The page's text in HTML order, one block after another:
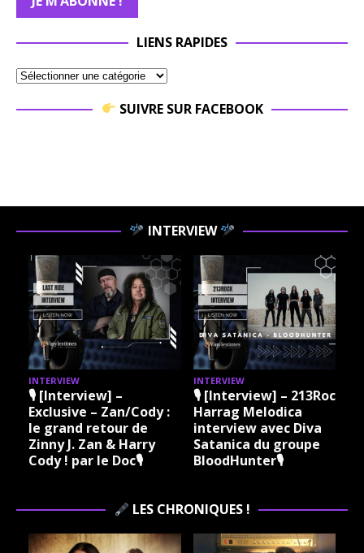
LIENS RAPIDES
SUIVRE SUR FACEBOOK
INTERVIEW
INTERVIEW
🎙 [Interview] –
Exclusive – Zan/Cody :
le grand retour de
Zinny J. Zan & Harry
Cody ! par le Doc🎙
INTERVIEW
🎙 [Interview] – 213Rock
Harrag Melodica
interview avec Diva
Satanica du groupe
BloodHunter🎙
LES CHRONIQUES !